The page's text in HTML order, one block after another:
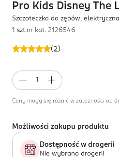
(2 )
Pro Kids Disney The
Szczoteczka do zębów,
1 szt.nr kat. 2126546
Ceny mogą się różnić w zależności od
Możliwości zakupu produktu
Dostępność w drogerii
Nie wybrano drogerii